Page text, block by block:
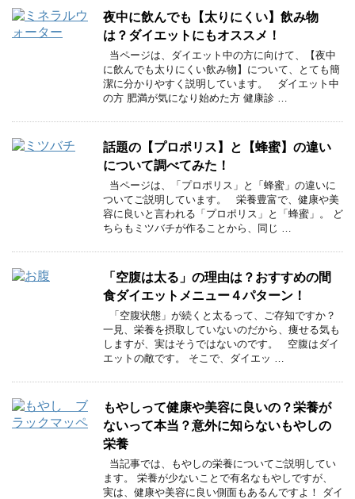
夜中に飲んでも【太りにくい】飲み物
は？ダイエットにもオススメ！
当ページは、ダイエット中の方に向けて、【夜中
に飲んでも太りにくい飲み物】について、とても簡
潔に分かりやすく説明しています。 ダイエット中
の方 肥満が気になり始めた方 健康診 …
話題の【プロポリス】と【蜂蜜】の違い
について調べてみた！
当ページは、「プロポリス」と「蜂蜜」の違いに
ついてご説明しています。 栄養豊富で、健康や美
容に良いと言われる「プロポリス」と「蜂蜜」。 ど
ちらもミツバチが作ることから、同じ …
「空腹は太る」の理由は？おすすめの間
食ダイエットメニュー４パターン！
「空腹状態」が続くと太るって、ご存知ですか？
一見、栄養を摂取していないのだから、痩せる気も
しますが、実はそうではないのです。 空腹はダイ
エットの敵です。 そこで、ダイエッ …
もやしって健康や美容に良いの？栄養が
ないって本当？意外に知らないもやしの
栄養
当記事では、もやしの栄養についてご説明してい
ます。 栄養が少ないことで有名なもやしですが、
実は、健康や美容に良い側面もあるんですよ！ ダイ